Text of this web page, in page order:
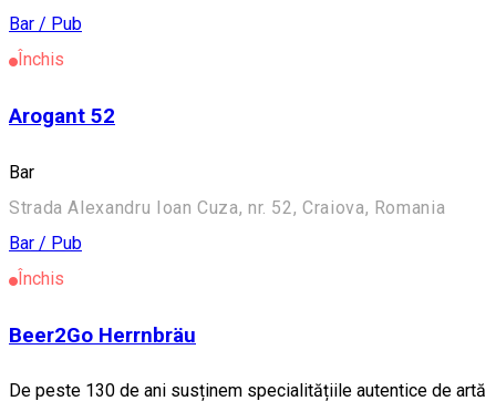
Bar / Pub
Închis
Arogant 52
Bar
Strada Alexandru Ioan Cuza, nr. 52, Craiova, Romania
Bar / Pub
Închis
Beer2Go Herrnbräu
De peste 130 de ani susținem specialitățiile autentice de artă